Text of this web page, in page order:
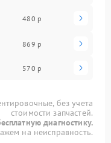
480 р
869 р
570 р
без учета
стоимости запчастей.
диагностику.
на неисправность.